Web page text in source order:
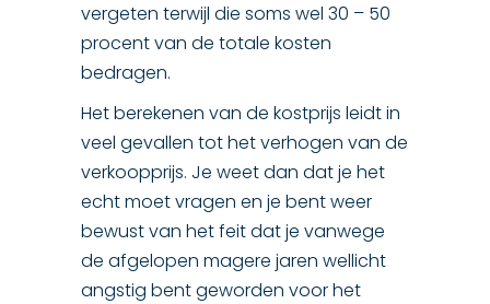
vergeten terwijl die soms wel 30 – 50
procent van de totale kosten
bedragen.
Het berekenen van de kostprijs leidt in
veel gevallen tot het verhogen van de
verkoopprijs. Je weet dan dat je het
echt moet vragen en je bent weer
bewust van het feit dat je vanwege
de afgelopen magere jaren wellicht
angstig bent geworden voor het